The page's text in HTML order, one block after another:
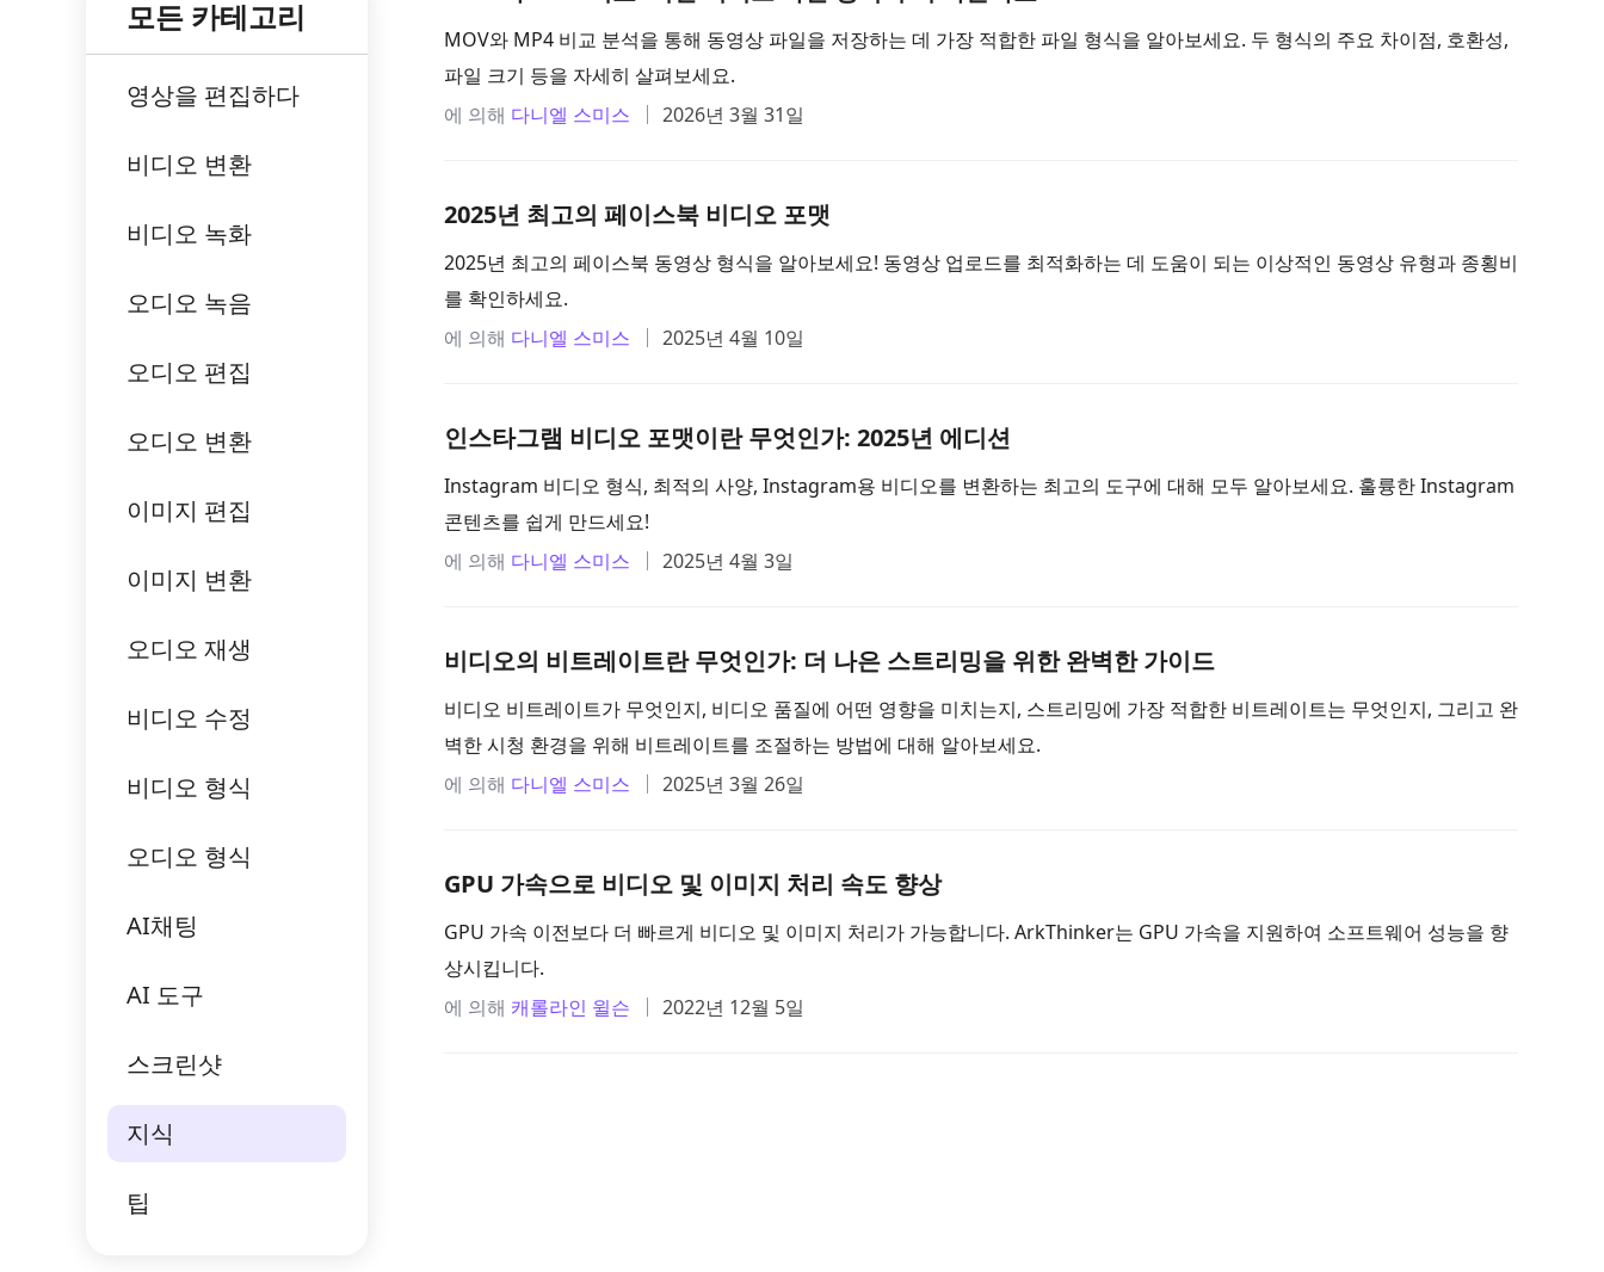
모든 카테고리
영상을 편집하다
비디오 변환
비디오 녹화
오디오 녹음
오디오 편집
오디오 변환
이미지 편집
이미지 변환
오디오 재생
비디오 수정
비디오 형식
오디오 형식
AI채팅
AI 도구
스크린샷
지식
팁
MOV와 MP4 비교 분석을 통해 동영상 파일을 저장하는 데 가장 적합한 파일 형식을 알아보세요. 두 형식의 주요 차이점, 호환성,
파일 크기 등을 자세히 살펴보세요.
에 의해 다니엘 스미스 2026년 3월 31일
2025년 최고의 페이스북 비디오 포맷
2025년 최고의 페이스북 동영상 형식을 알아보세요! 동영상 업로드를 최적화하는 데 도움이 되는 이상적인 동영상 유형과 종횡비
를 확인하세요.
에 의해 다니엘 스미스 2025년 4월 10일
인스타그램 비디오 포맷이란 무엇인가: 2025년 에디션
Instagram 비디오 형식, 최적의 사양, Instagram용 비디오를 변환하는 최고의 도구에 대해 모두 알아보세요. 훌륭한 Instagram
콘텐츠를 쉽게 만드세요!
에 의해 다니엘 스미스 2025년 4월 3일
비디오의 비트레이트란 무엇인가: 더 나은 스트리밍을 위한 완벽한 가이드
비디오 비트레이트가 무엇인지, 비디오 품질에 어떤 영향을 미치는지, 스트리밍에 가장 적합한 비트레이트는 무엇인지, 그리고 완
벽한 시청 환경을 위해 비트레이트를 조절하는 방법에 대해 알아보세요.
에 의해 다니엘 스미스 2025년 3월 26일
GPU 가속으로 비디오 및 이미지 처리 속도 향상
GPU 가속 이전보다 더 빠르게 비디오 및 이미지 처리가 가능합니다. ArkThinker는 GPU 가속을 지원하여 소프트웨어 성능을 향
상시킵니다.
에 의해 캐롤라인 윌슨 2022년 12월 5일